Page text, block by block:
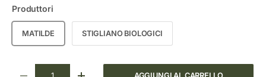
Produttori
MATILDE STIGLIANO BIOLOGICI